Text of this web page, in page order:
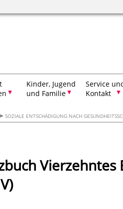
Kinder, Jugend
und Familie
Service
Kontakt
SOZIALE ENTSCHÄDIGUNG NACH
Vierzehntes